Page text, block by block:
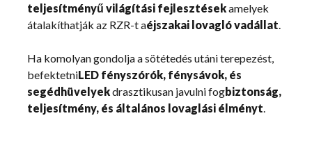
teljesítményű világítási fejlesztésekamelyek
átalakíthatják az RZR-t aéjszakai lovagló vadállat.
Ha komolyan gondolja a sötétedés utáni terepezést,
befektetniLED fényszórók, fénysávok, és
segédhüvelyekdrasztikusan javulni fogbiztonság,
teljesítmény, és általános lovaglási élményt.